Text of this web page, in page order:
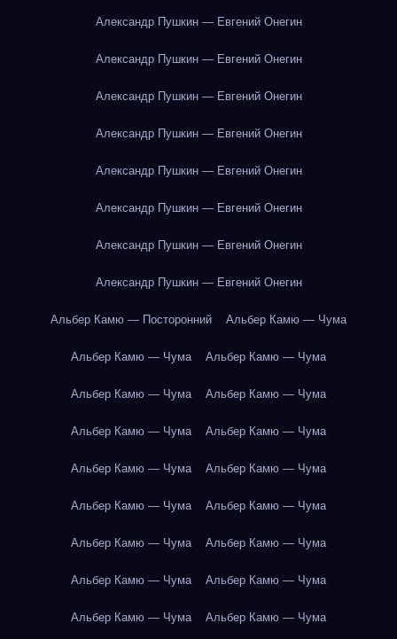
Александр Пушкин — Евгений Онегин
Александр Пушкин — Евгений Онегин
Александр Пушкин — Евгений Онегин
Александр Пушкин — Евгений Онегин
Александр Пушкин — Евгений Онегин
Александр Пушкин — Евгений Онегин
Александр Пушкин — Евгений Онегин
Александр Пушкин — Евгений Онегин
Альбер Камю — Посторонний Альбер Камю — Чума
Альбер Камю — Чума Альбер Камю — Чума
Альбер Камю — Чума Альбер Камю — Чума
Альбер Камю — Чума Альбер Камю — Чума
Альбер Камю — Чума Альбер Камю — Чума
Альбер Камю — Чума Альбер Камю — Чума
Альбер Камю — Чума Альбер Камю — Чума
Альбер Камю — Чума Альбер Камю — Чума
Альбер Камю — Чума Альбер Камю — Чума